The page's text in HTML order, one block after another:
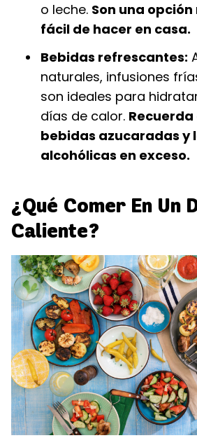
o leche. Son una
fácil de hacer en casa.
Bebidas refrescantes:
naturales, infusiones
son ideales para
días de calor.
bebidas azucaradas y
alcohólicas en exceso.
¿Qué Comer En Un
Caliente?